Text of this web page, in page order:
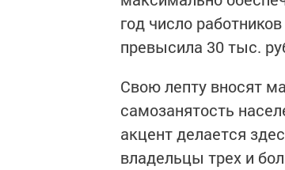
год число
превысила 30 тыс.
Свою лепту вносят
самозанятость
акцент делается
владельцы трех и